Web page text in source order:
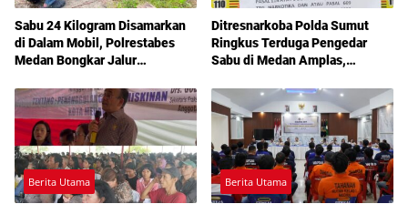
Sabu 24 Kilogram Disamarkan
di Dalam Mobil, Polrestabes
Medan Bongkar Jalur
Ditresnarkoba Polda Sumut
Ringkus Terduga Pengedar
Sabu di Medan Amplas,
Berita Utama Berita Utama